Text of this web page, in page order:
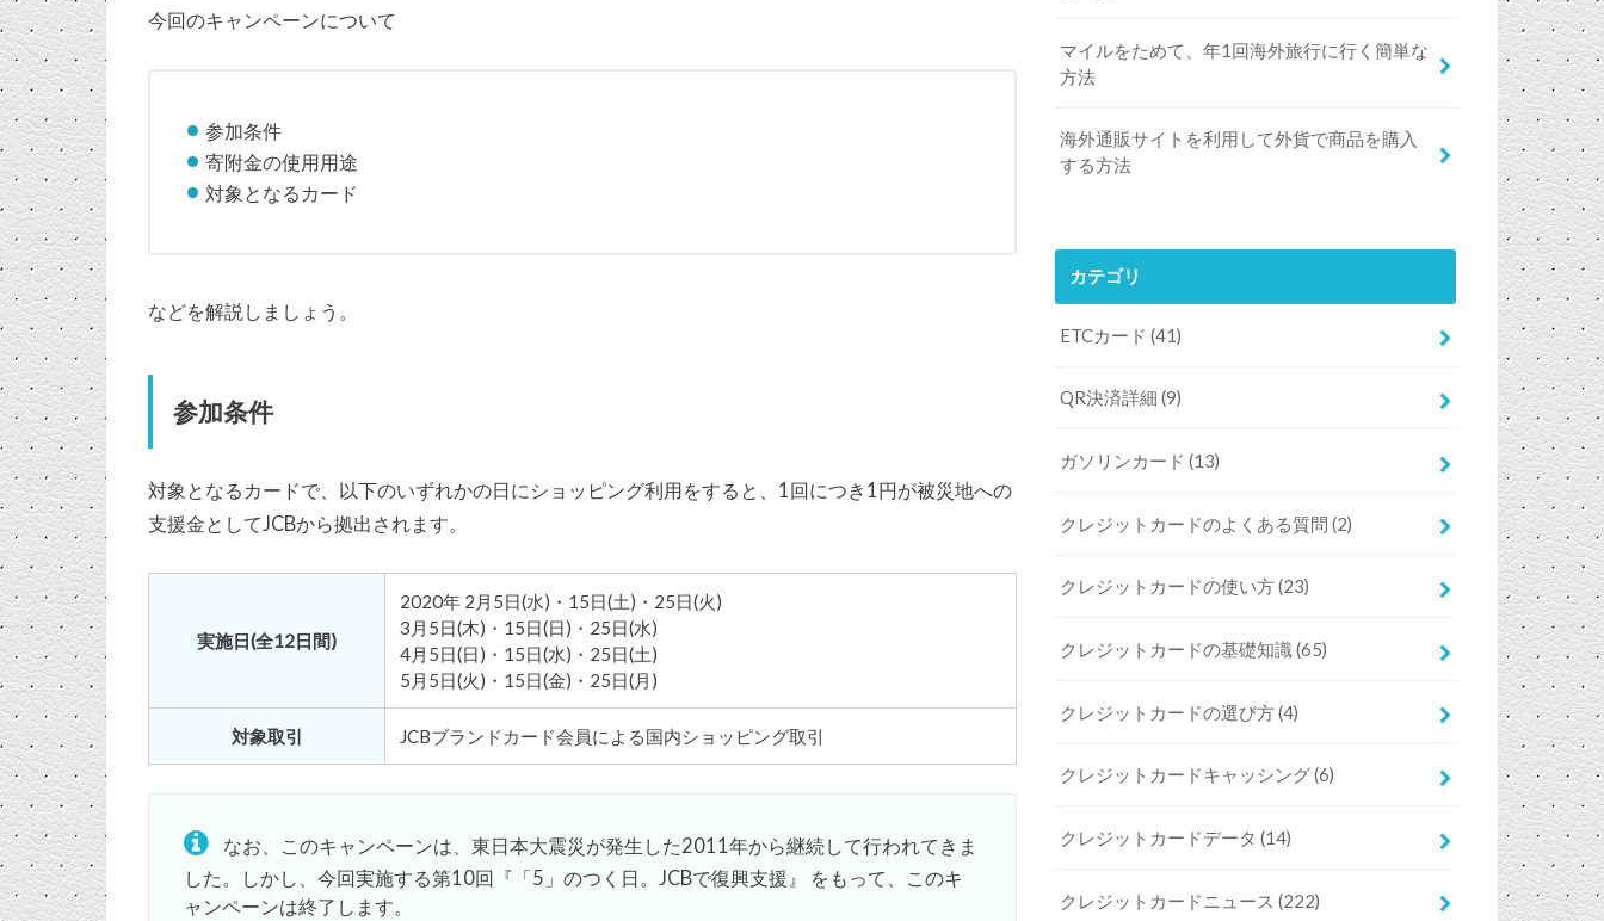
今回のキャンペーンについて
参加条件
寄附金の使用用途
対象となるカード
などを解説しましょう。
参加条件
対象となるカードで、以下のいずれかの日にショッピング利用をすると、1回につき1円が被災地への
支援金としてJCBから拠出されます。
実施日(全12日間)
2020年 2月5日(水)・15日(土)・25日(火)
3月5日(木)・15日(日)・25日(水)
4月5日(日)・15日(水)・25日(土)
5月5日(火)・15日(金)・25日(月)
対象取引 JCBブランドカード会員による国内ショッピング取引
なお、このキャンペーンは、東日本大震災が発生した2011年から継続して行われてきま
した。しかし、今回実施する第10回『「5」のつく日。JCBで復興支援』 をもって、このキ
ャンペーンは終了します。
マイルをためて、年1回海外旅行に行く簡単な
方法
海外通販サイトを利用して外貨で商品を購入
する方法
カテゴリ
ETCカード(41)
QR決済詳細(9)
ガソリンカード(13)
クレジットカードのよくある質問(2)
クレジットカードの使い方(23)
クレジットカードの基礎知識(65)
クレジットカードの選び方(4)
クレジットカードキャッシング(6)
クレジットカードデータ(14)
クレジットカードニュース(222)